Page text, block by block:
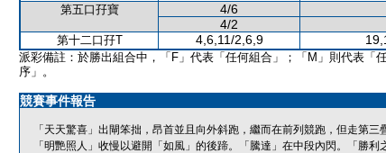
第五口孖寶 4/6
4/2
第十二口孖T 4,6,11/2,6,9
派彩備註：於勝出組合中，「F」代表「任何組合」；「M」則代表「
序」。
競賽事件報告
「天天驚喜」出閘笨拙，昂首並且向外斜跑，繼而在前列競跑，但走第
「明艷照人」收慢以避開「如風」的後蹄。「騰達」在中段內閃。「勝